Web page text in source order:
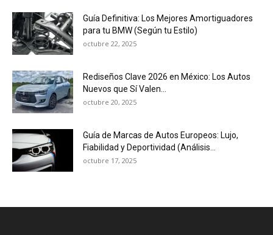
Guía Definitiva: Los Mejores Amortiguadores
para tu BMW (Según tu Estilo)
octubre 22, 2025
Rediseños Clave 2026 en México: Los Autos
Nuevos que Sí Valen...
octubre 20, 2025
Guía de Marcas de Autos Europeos: Lujo,
Fiabilidad y Deportividad (Análisis...
octubre 17, 2025